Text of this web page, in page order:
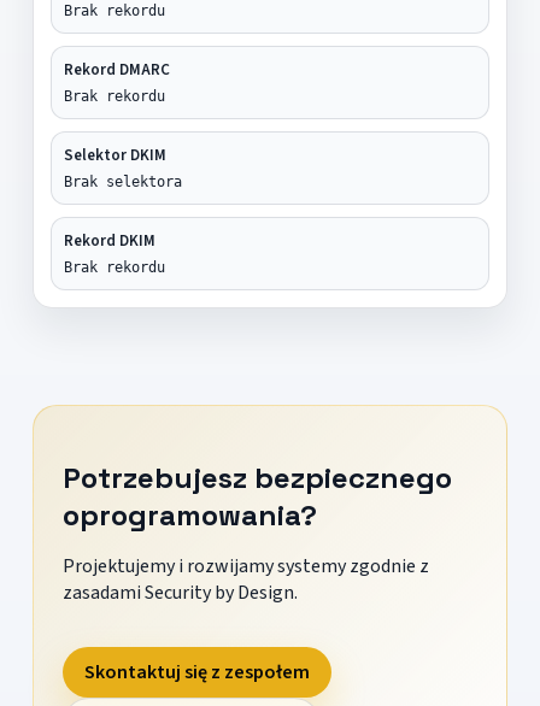
Brak rekordu
Rekord DMARC
Brak rekordu
Selektor DKIM
Brak selektora
Rekord DKIM
Brak rekordu
Potrzebujesz bezpiecznego
oprogramowania?
Projektujemy i rozwijamy systemy zgodnie z
zasadami Security by Design.
Skontaktuj się z zespołem